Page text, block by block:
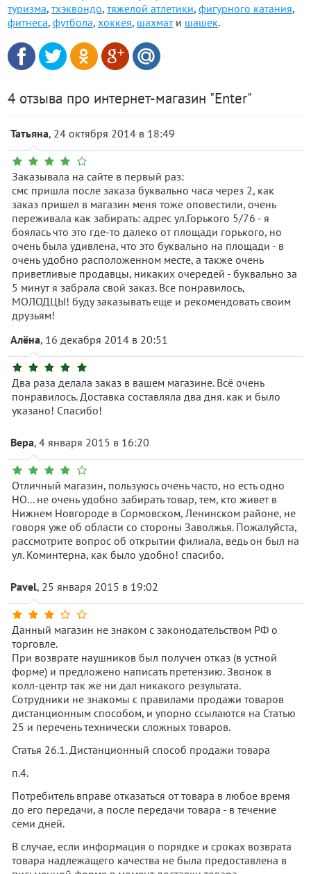
туризма, тхэквондо, тяжелой атлетики, фигурного катания,
фитнеса, футбола, хоккея, шахмати шашек.
4 отзыва про интернет-магазин "Enter"
Татьяна, 24 октября 2014 в 18:49
Заказывала на сайте в первый раз:
смс пришла после заказа буквально часа через 2, как
заказ пришел в магазин меня тоже оповестили, очень
переживала как забирать: адрес ул.Горького 5/76 - я
боялась что это где-то далеко от площади горького, но
очень была удивлена, что это буквально на площади - в
очень удобно расположенном месте, а также очень
приветливые продавцы, никаких очередей - буквально за
5 минут я забрала свой заказ. Все понравилось,
МОЛОДЦЫ! буду заказывать еще и рекомендовать своим
друзьям!
Алёна, 16 декабря 2014 в 20:51
Два раза делала заказ в вашем магазине. Всё очень
понравилось. Доставка составляла два дня. как и было
указано! Спасибо!
Вера, 4 января 2015 в 16:20
Отличный магазин, пользуюсь очень часто, но есть одно
НО... не очень удобно забирать товар, тем, кто живет в
Нижнем Новгороде в Сормовском, Ленинском районе, не
говоря уже об области со стороны Заволжья. Пожалуйста,
рассмотрите вопрос об открытии филиала, ведь он был на
ул. Коминтерна, как было удобно! спасибо.
Pavel, 25 января 2015 в 19:02
Данный магазин не знаком с законодательством РФ о
торговле.
При возврате наушников был получен отказ (в устной
форме) и предложено написать претензию. Звонок в
колл-центр так же ни дал никакого результата.
Сотрудники не знакомы с правилами продажи товаров
дистанционным способом, и упорно ссылаются на Статью
25 и перечень технически сложных товаров.
Статья 26.1. Дистанционный способ продажи товара
п.4.
Потребитель вправе отказаться от товара в любое время
до его передачи, а после передачи товара - в течение
семи дней.
В случае, если информация о порядке и сроках возврата
товара надлежащего качества не была предоставлена в